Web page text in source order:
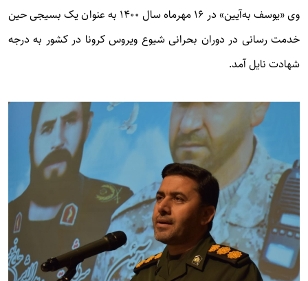
وی «یوسف به‌آیین» در ۱۶ مهرماه سال ۱۴۰۰ به عنوان یک بسیجی حین
خدمت رسانی در دوران بحرانی شیوع ویروس کرونا در کشور به درجه
شهادت نایل آمد.